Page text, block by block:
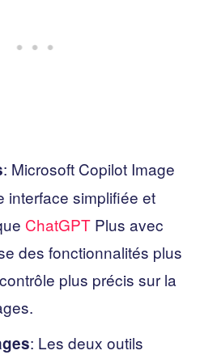
: Microsoft Copilot Image
interface simplifiée et
ChatGPT Plus avec
des fonctionnalités plus
plus précis sur la
: Les deux outils